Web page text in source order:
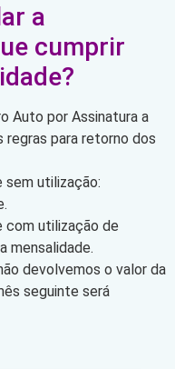
a
cumprir
Auto por Assinatura a
regras para retorno dos
sem utilização:
com utilização de
mensalidade.
devolvemos o valor da
seguinte será